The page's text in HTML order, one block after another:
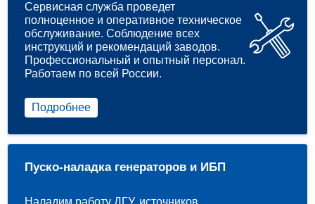
Сервисная служба проведет
полноценное и оперативное техническое
обслуживание. Соблюдение всех
инструкций и рекомендаций заводов.
Профессиональный и опытный персонал.
Работаем по всей России.
Подробнее
Пуско-наладка генераторов и ИБП